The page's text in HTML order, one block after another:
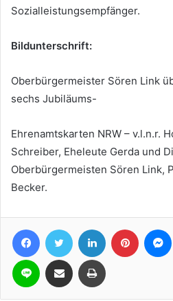
Sozialleistungsempfänger.
Bildunterschrift:
Oberbürgermeister Sören Link
sechs Jubiläums-
Ehrenamtskarten NRW – v.l.n.r.
Schreiber, Eheleute Gerda und
Oberbürgermeisten Sören Link,
Becker.
FacebookTwitter LinkedIn Pinterest
Line Teile per E-Mail Drucken